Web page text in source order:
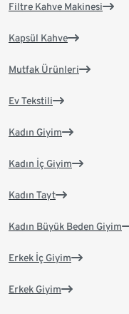
Filtre Kahve Makinesi
Kapsül Kahve
Mutfak Ürünleri
Ev Tekstili
Kadın Giyim
Kadın İç Giyim
Kadın Tayt
Kadın Büyük Beden Giyim
Erkek İç Giyim
Erkek Giyim